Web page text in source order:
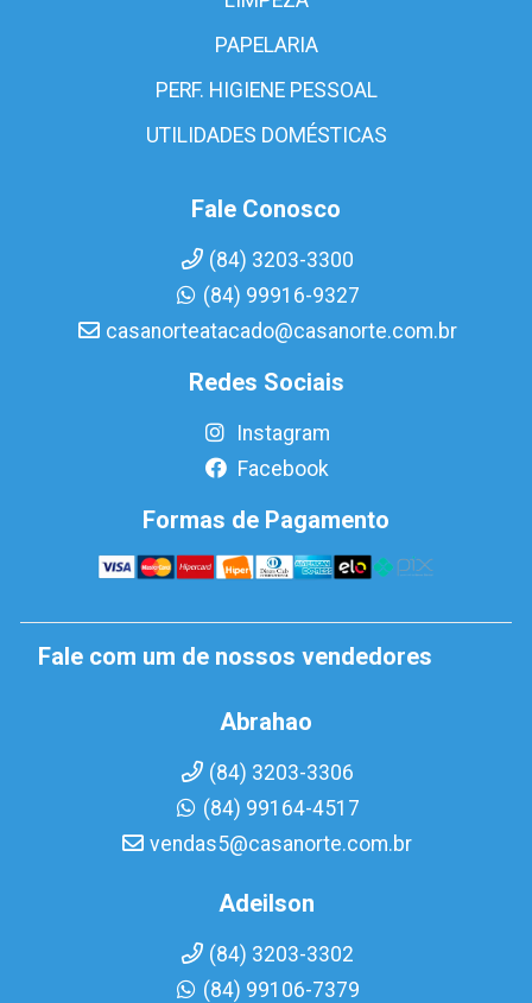
PAPELARIA
PERF. HIGIENE PESSOAL
UTILIDADES DOMÉSTICAS
Fale Conosco
(84) 3203-3300
(84) 99916-9327
casanorteatacado@casanorte.com.br
Redes Sociais
Instagram
Facebook
Formas de Pagamento
Fale com um de nossos vendedores
Abrahao
(84) 3203-3306
(84) 99164-4517
vendas5@casanorte.com.br
Adeilson
(84) 3203-3302
(84) 99106-7379